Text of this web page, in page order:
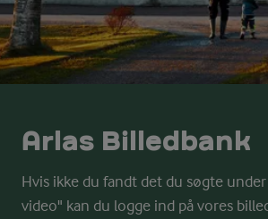
Arlas Billedbank
Hvis ikke du fandt det du søgte
video" kan du logge ind på vores